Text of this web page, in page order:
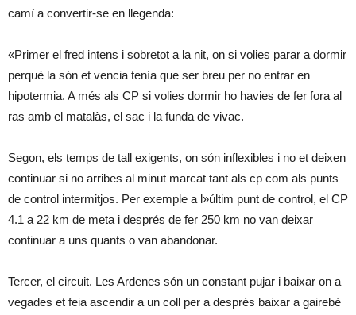
camí a convertir-se en llegenda:
«Primer el fred intens i sobretot a la nit, on si volies parar a dormir
perquè la són et vencia tenía que ser breu per no entrar en
hipotermia. A més als CP si volies dormir ho havies de fer fora al
ras amb el matalàs, el sac i la funda de vivac.
Segon, els temps de tall exigents, on són inflexibles i no et deixen
continuar si no arribes al minut marcat tant als cp com als punts
de control intermitjos. Per exemple a l»últim punt de control, el CP
4.1 a 22 km de meta i després de fer 250 km no van deixar
continuar a uns quants o van abandonar.
Tercer, el circuit. Les Ardenes són un constant pujar i baixar on a
vegades et feia ascendir a un coll per a després baixar a gairebé